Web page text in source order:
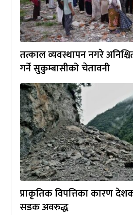
तत्काल व्यवस्थापन नगरे
गर्ने सुकुम्बासीको चेतावनी
प्राकृतिक विपत्तिका कारण
सडक अवरुद्ध